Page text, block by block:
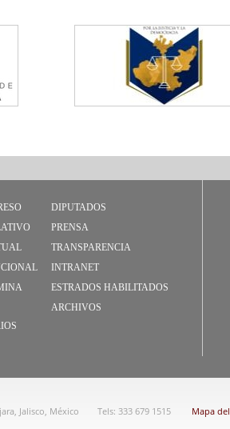
DIPUTADOS
PRENSA
TRANSPARENCIA
INTRANET
ESTRADOS HABILITADOS
ARCHIVOS
Jalisco, México Tels: 333 679 1515 Mapa